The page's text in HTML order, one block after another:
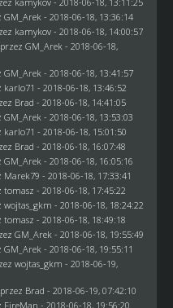
GM_Arek - 2018-06-18, 13:36:14
kamykov- 2018-06-18, 14:00:57
GM_Arek - 2018-06-18,
GM_Arek - 2018-06-18, 13:41:57
karlo71 - 2018-06-18, 13:46:52
Brad - 2018-06-18, 14:41:05
GM_Arek - 2018-06-18, 13:53:03
karlo71 - 2018-06-18, 15:01:50
Brad - 2018-06-18, 16:07:48
GM_Arek - 2018-06-18, 16:05:16
Marek79 - 2018-06-18, 17:33:41
tomasz - 2018-06-18, 17:45:22
wojtas_gkm - 2018-06-18, 18:24:22
tomasz - 2018-06-18, 18:49:18
GM_Arek - 2018-06-18, 19:55:49
GM_Arek - 2018-06-18, 19:55:11
wojtas_gkm - 2018-06-19,
Brad - 2018-06-19, 07:42:10
FireMan - 2018-06-18, 19:56:20